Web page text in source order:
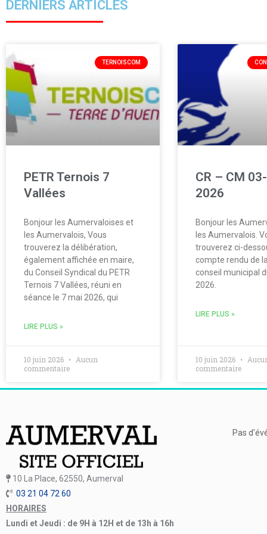
DERNIERS ARTICLES
TERNOISCOM
PETR Ternois 7
Vallées
Bonjour les Aumervaloises et
les Aumervalois, Vous
trouverez la délibération,
également affichée en maire,
du Conseil Syndical du PETR
Ternois 7 Vallées, réuni en
séance le 7 mai 2026, qui
LIRE PLUS »
10 juin 2026
Aucun
commentaire
CR – CM
2026
Bonjour les
les Aumervalois.
trouverez ci-
compte rendu de
conseil municipal
2026.
LIRE PLUS »
10 juin 2026
commentaire
10 La Place, 62550, Aumerval
03 21 04 72 60
HORAIRES
Lundi et Jeudi : de 9H à 12H et de 13h à 16h
Pas